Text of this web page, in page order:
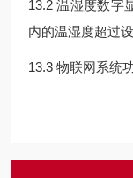
13.2 温湿度数字
内的温湿度超过
13.3 物联网系统